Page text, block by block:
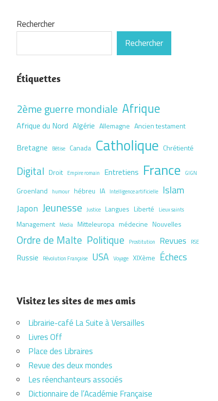
Rechercher
Rechercher
Étiquettes
2ème guerre mondiale Afrique
Afrique du Nord Algérie Allemagne Ancien testament
Bretagne Bêtise Canada Catholique Chrétienté
Digital Droit Empire romain Entretiens France GIGN
Groenland humour hébreu IA Intelligence artificielle Islam
Japon Jeunesse Justice Langues Liberté Lieux saints
Management Media Mitteleuropa médecine Nouvelles
Ordre de Malte Politique Prostitution Revues RSE
Russie Révolution Française USA Voyage XIXème Échecs
Visitez les sites de mes amis
Librairie-café La Suite à Versailles
Livres Off
Place des Libraires
Revue des deux mondes
Les réenchanteurs associés
Dictionnaire de l’Académie Française